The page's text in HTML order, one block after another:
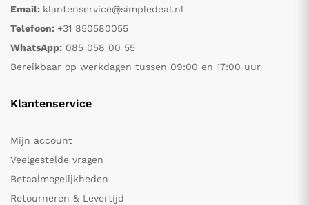
Email: klantenservice@simpledeal.nl
Telefoon: +31 850580055
WhatsApp: 085 058 00 55
Bereikbaar op werkdagen tussen 09:00 en 17:00 uur
Klantenservice
Mijn account
Veelgestelde vragen
Betaalmogelijkheden
Retourneren & Levertijd